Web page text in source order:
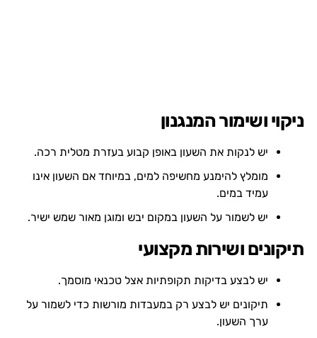
ניקוי ושימור המנגנון
יש לנקות את השעון באופן קבוע בעזרת מטלית רכה.
מומלץ להימנע מחשיפה למים, במיוחד אם השעון אינו
עמיד במים.
יש לשמור על השעון במקום יבש ומוגן מאור שמש ישיר.
תיקונים ושירות מקצועי
יש לבצע בדיקות תקופתיות אצל טכנאי מוסמך.
תיקונים יש לבצע רק במעבדות מורשות כדי לשמור על
ערך השעון.